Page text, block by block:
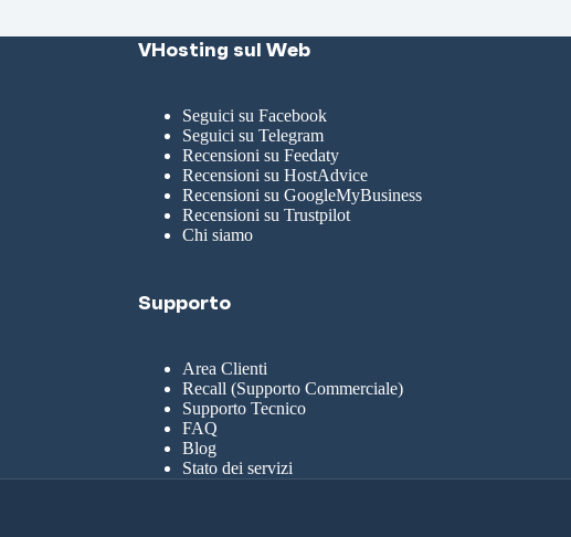
VHosting sul Web
Seguici su Facebook
Seguici su Telegram
Recensioni su Feedaty
Recensioni su HostAdvice
Recensioni su GoogleMyBusiness
Recensioni su Trustpilot
Chi siamo
Supporto
Area Clienti
Recall (Supporto Commerciale)
Supporto Tecnico
FAQ
Blog
Stato dei servizi